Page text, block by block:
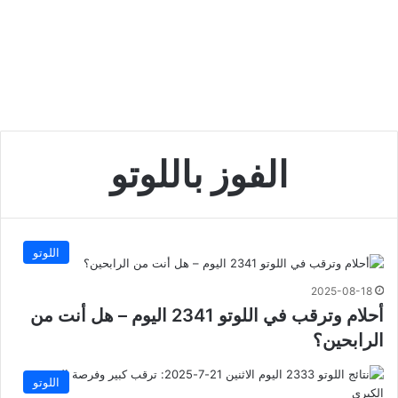
الفوز باللوتو
اللوتو
2025-08-18
أحلام وترقب في اللوتو 2341 اليوم – هل أنت من
الرابحين؟
اللوتو